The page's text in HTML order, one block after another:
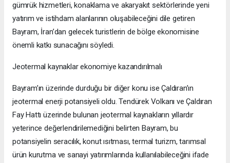
gümrük hizmetleri, konaklama ve akaryakıt sektörlerinde yeni
yatırım ve istihdam alanlarının oluşabileceğini dile getiren
Bayram, İran’dan gelecek turistlerin de bölge ekonomisine
önemli katkı sunacağını söyledi.
Jeotermal kaynaklar ekonomiye kazandırılmalı
Bayram’ın üzerinde durduğu bir diğer konu ise Çaldıran’ın
jeotermal enerji potansiyeli oldu. Tendürek Volkanı ve Çaldıran
Fay Hattı üzerinde bulunan jeotermal kaynakların yıllardır
yeterince değerlendirilemediğini belirten Bayram, bu
potansiyelin seracılık, konut ısıtması, termal turizm, tarımsal
ürün kurutma ve sanayi yatırımlarında kullanılabileceğini ifade